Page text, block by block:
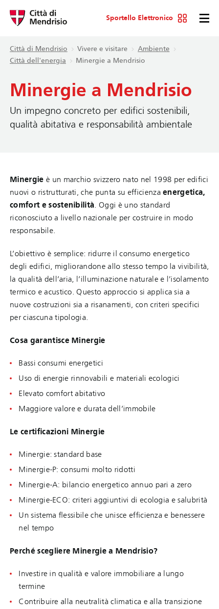
Sportello Elettronico
Città di Mendrisio Vivere e visitare
Ambiente
Città dell'energia
Minergie a Mendrisio
Minergie a Mendrisio
Un impegno concreto per edifici sostenibili,
qualità abitativa e responsabilità ambientale
Minergie è un marchio svizzero nato nel 1998 per edifici
nuovi o ristrutturati, che punta su efficienzaenergetica,
comfort e sostenibilità. Oggi è uno standard
riconosciuto a livello nazionale per costruire in modo
responsabile.
L’obiettivo è semplice: ridurre il consumo energetico
degli edifici, migliorandone allo stesso tempo la vivibilità,
la qualità dell’aria, l’illuminazione naturale e l’isolamento
termico e acustico. Questo approccio si applica sia a
nuove costruzioni sia a risanamenti, con criteri specifici
per ciascuna tipologia.
Cosa garantisce Minergie
Bassi consumi energetici
Uso di energie rinnovabili e materiali ecologici
Elevato comfort abitativo
Maggiore valore e durata dell’immobile
Le certificazioni Minergie
Minergie: standard base
Minergie-P: consumi molto ridotti
Minergie-A: bilancio energetico annuo pari a zero
Minergie-ECO: criteri aggiuntivi di ecologia e salubrità
Un sistema flessibile che unisce efficienza e benessere
nel tempo
Perché scegliere Minergie a Mendrisio?
Investire in qualità e valore immobiliare a lungo
termine
Contribuire alla neutralità climatica e alla transizione